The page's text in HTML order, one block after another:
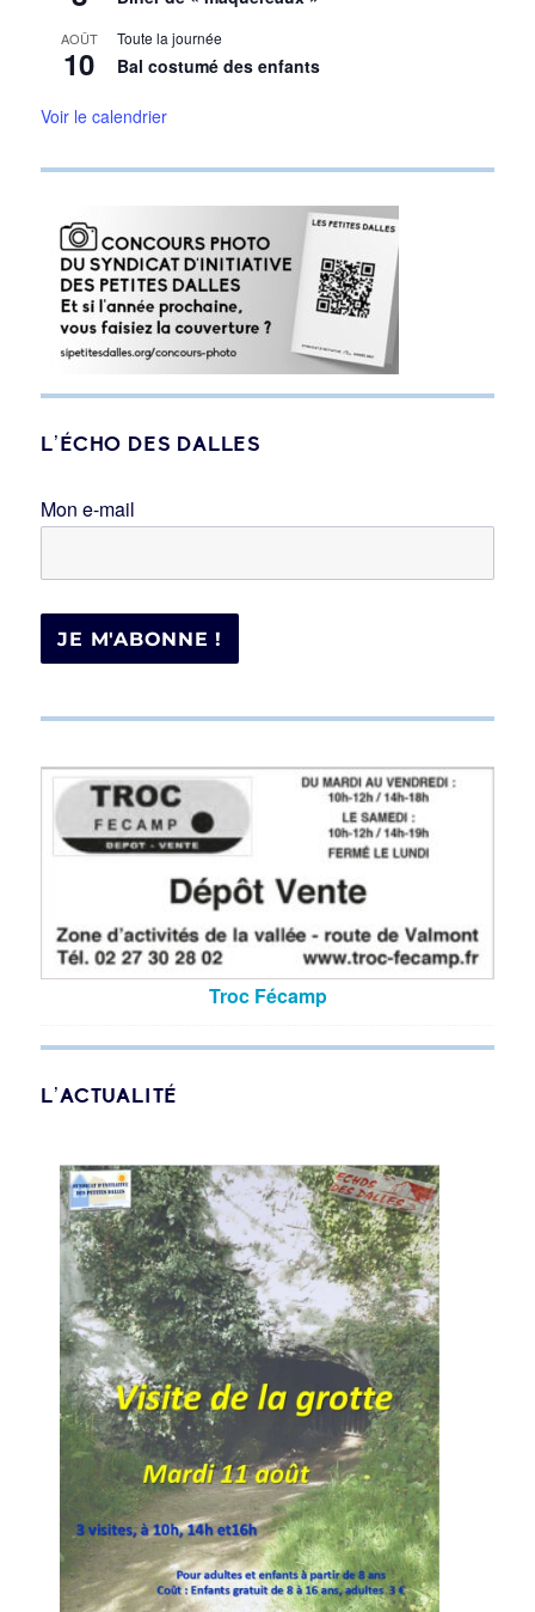
AOÛT
10
Toute la journée
Bal costumé des enfants
Voir le calendrier
L’ÉCHO DES DALLES
Mon e-mail
Troc Fécamp
L’ACTUALITÉ